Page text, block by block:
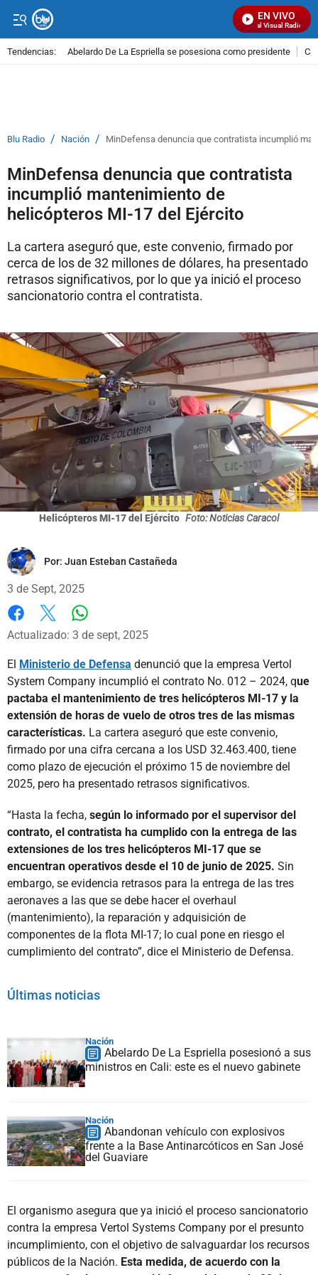
EN VIVO
Señal Visual Radio
Tendencias: Abelardo De La Espriella se posesiona como presidente
Blu Radio / Nación / MinDefensa denuncia que contratista incumplió
MinDefensa denuncia que contratista
incumplió mantenimiento de
helicópteros MI-17 del Ejército
La cartera aseguró que, este convenio, firmado por
cerca de los de 32 millones de dólares, ha presentado
retrasos significativos, por lo que ya inició el proceso
sancionatorio contra el contratista.
Helicópteros MI-17 del Ejército Foto: Noticias Caracol
Por: Juan Esteban Castañeda
3 de Sept, 2025
Facebook
X
Actualizado: 3 de sept, 2025
El Ministerio de Defensa denunció que la empresa Vertol
System Company incumplió el contrato No. 012 – 2024, que
pactaba el mantenimiento de tres helicópteros MI-17 y la
extensión de horas de vuelo de otros tres de las mismas
características. La cartera aseguró que este convenio,
firmado por una cifra cercana a los USD 32.463.400, tiene
como plazo de ejecución el próximo 15 de noviembre del
2025, pero ha presentado retrasos significativos.
“Hasta la fecha, según lo informado por el supervisor del
contrato, el contratista ha cumplido con la entrega de las
extensiones de los tres helicópteros MI-17 que se
encuentran operativos desde el 10 de junio de 2025. Sin
embargo, se evidencia retrasos para la entrega de las tres
aeronaves a las que se debe hacer el overhaul
(mantenimiento), la reparación y adquisición de
componentes de la flota MI-17; lo cual pone en riesgo el
cumplimiento del contrato”, dice el Ministerio de Defensa.
Últimas noticias
Nación
Abelardo De La Espriella posesionó a sus
ministros en Cali: este es el nuevo gabinete
Nación
Abandonan vehículo con explosivos
frente a la Base Antinarcóticos en San José
del Guaviare
El organismo asegura que ya inició el proceso sancionatorio
contra la empresa Vertol Systems Company por el presunto
incumplimiento, con el objetivo de salvaguardar los recursos
públicos de la Nación. Esta medida, de acuerdo con la